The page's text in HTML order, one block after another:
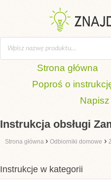
Strona główna
Poproś o
Instrukcja obsługi
Strona główna › Odbiorniki domowe ›
Instrukcje w kategorii